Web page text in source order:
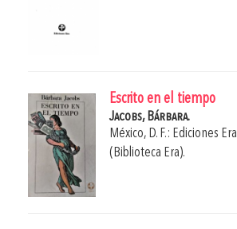
Escrito en el tiempo
Jacobs, Bárbara.
México, D. F.: Ediciones Era
(Biblioteca Era).